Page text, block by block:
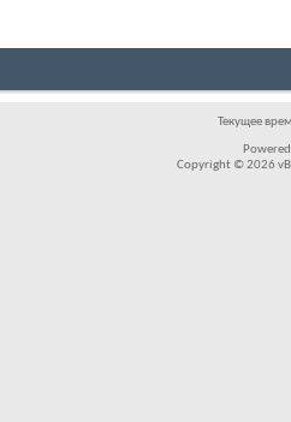
Текущее
Copyright © 2026